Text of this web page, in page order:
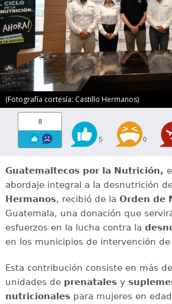
(Fotografía cortesía: Castillo Hermanos)
8
5 0
Guatemaltecos por la Nutrición,
abordaje integral a la desnutrición
Hermanos, recibió de la Orden de
Guatemala, una donación que
esfuerzos en la lucha contra la
en los municipios de intervención
Esta contribución consiste en más
unidades de prenatales y
nutricionalespara mujeres en